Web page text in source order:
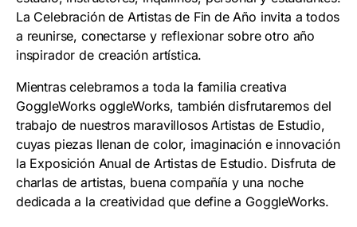
La Celebración de Artistas de Fin de Año invita a todos
a reunirse, conectarse y reflexionar sobre otro año
inspirador de creación artística.
Mientras celebramos a toda la familia creativa
GoggleWorks oggleWorks, también disfrutaremos del
trabajo de nuestros maravillosos Artistas de Estudio,
cuyas piezas llenan de color, imaginación e innovación
la Exposición Anual de Artistas de Estudio. Disfruta de
charlas de artistas, buena compañía y una noche
dedicada a la creatividad que define a GoggleWorks.